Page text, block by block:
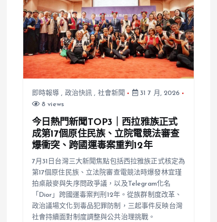
即時報導 , 政治快訊 , 社會新聞
31 7 月, 2026
8 views
今日熱門新聞TOP3｜西拉雅族正式
成第17個原住民族、立院電競法審查
爆衝突、跨國運毒案重判12年
7月31日台灣三大新聞焦點包括西拉雅族正式核定為
第17個原住民族、立法院審查電競法時爆發林宜瑾
拍桌敲麥與失序問政爭議，以及Telegram化名
「Dior」跨國運毒案判刑12年。從族群制度改革、
政治議場文化到毒品犯罪防制，三起事件反映台灣
社會持續面對制度調整與公共治理挑戰。